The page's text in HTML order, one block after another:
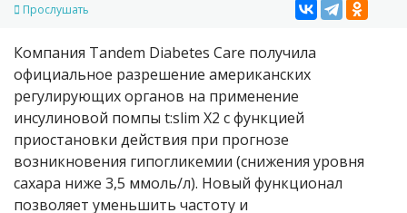
Прослушать
Компания Tandem Diabetes Care получила
официальное разрешение американских
регулирующих органов на применение
инсулиновой помпы t:slim X2 с функцией
приостановки действия при прогнозе
возникновения гипогликемии (снижения уровня
сахара ниже 3,5 ммоль/л). Новый функционал
позволяет уменьшить частоту и